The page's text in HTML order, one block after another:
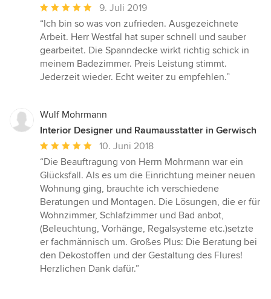
Durchschnittliche
Bewertung:
5
von
5
Sternen
9. Juli 2019
“Ich bin so was von zufrieden. Ausgezeichnete
Arbeit. Herr Westfal hat super schnell und sauber
gearbeitet. Die Spanndecke wirkt richtig schick in
meinem Badezimmer. Preis Leistung stimmt.
Jederzeit wieder. Echt weiter zu empfehlen.”
Wulf Mohrmann
Interior Designer und Raumausstatter in Gerwisch
Durchschnittliche
Bewertung:
5
von
5
Sternen
10. Juni 2018
“Die Beauftragung von Herrn Mohrmann war ein
Glücksfall. Als es um die Einrichtung meiner neuen
Wohnung ging, brauchte ich verschiedene
Beratungen und Montagen. Die Lösungen, die er für
Wohnzimmer, Schlafzimmer und Bad anbot,
(Beleuchtung, Vorhänge, Regalsysteme etc.)setzte
er fachmännisch um. Großes Plus: Die Beratung bei
den Dekostoffen und der Gestaltung des Flures!
Herzlichen Dank dafür.”